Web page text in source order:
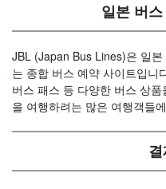
일본 버
JBL (Japan Bus Lines)은 일
는 종합 버스 예약 사이트입니
버스 패스 등 다양한 버스 상
을 여행하려는 많은 여행객들